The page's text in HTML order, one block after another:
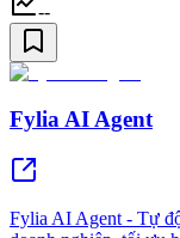
--
Fylia AI Agent
Fylia AI Agent - Tự